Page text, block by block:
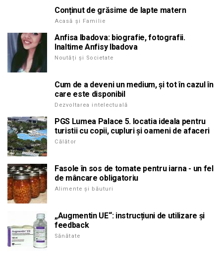
Conținut de grăsime de lapte matern
Acasă și Familie
Anfisa Ibadova: biografie, fotografii.
Inaltime Anfisy Ibadova
Noutăți și Societate
Cum de a deveni un medium, și tot în cazul în
care este disponibil
Dezvoltarea intelectuală
PGS Lumea Palace 5. locatia ideala pentru
turistii cu copii, cupluri și oameni de afaceri
Călător
Fasole în sos de tomate pentru iarna - un fel
de mâncare obligatoriu
Alimente și băuturi
„Augmentin UE“: instrucțiuni de utilizare și
feedback
Sănătate